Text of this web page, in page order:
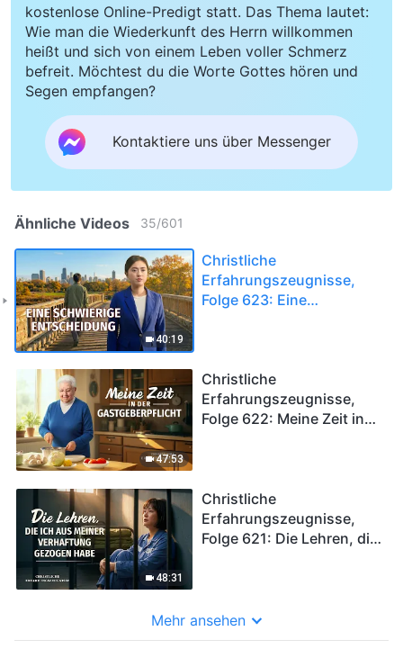
kostenlose Online-Predigt statt. Das Thema lautet:
Wie man die Wiederkunft des Herrn willkommen
heißt und sich von einem Leben voller Schmerz
befreit. Möchtest du die Worte Gottes hören und
Segen empfangen?
Kontaktiere uns über Messenger
Ähnliche Videos 35/601
40:19
Christliche
Erfahrungszeugnisse,
Folge 623: Eine
47:53
Christliche
Erfahrungszeugnisse,
Folge 622: Meine Zeit in
48:31
Christliche
Erfahrungszeugnisse,
Folge 621: Die Lehren, die
Mehr ansehen